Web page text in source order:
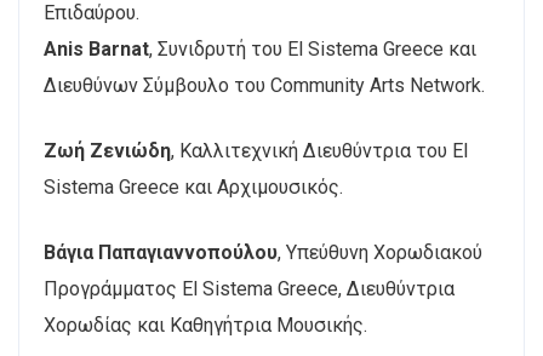
Επιδαύρου.
Anis Barnat, Συνιδρυτή του El Sistema Greece και
Διευθύνων Σύμβουλο του Community Arts Network.
Ζωή Ζενιώδη, Καλλιτεχνική Διευθύντρια του El
Sistema Greece και Αρχιμουσικός.
Βάγια Παπαγιαννοπούλου, Υπεύθυνη Χορωδιακού
Προγράμματος El Sistema Greece, Διευθύντρια
Χορωδίας και Καθηγήτρια Μουσικής.